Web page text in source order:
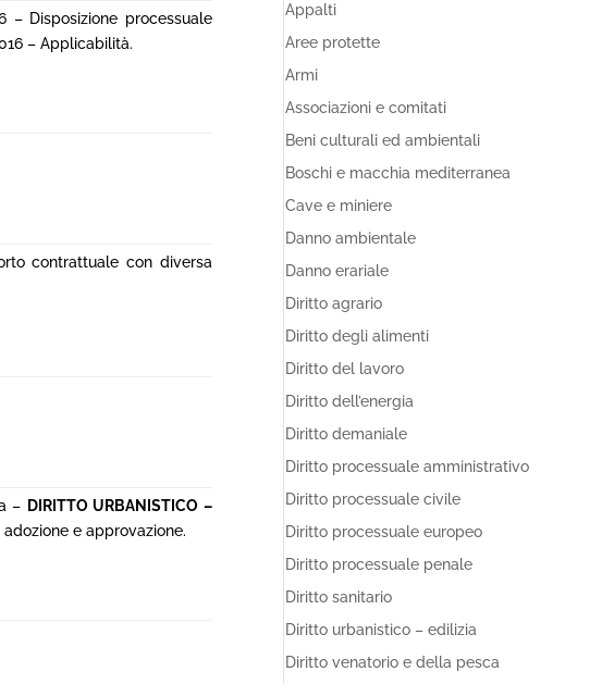
– Disposizione processuale
– Applicabilità.
contrattuale con diversa
– DIRITTO URBANISTICO –
e approvazione.
Appalti
Aree protette
Armi
Associazioni e comitati
Beni culturali ed ambientali
Boschi e macchia mediterranea
Cave e miniere
Danno ambientale
Danno erariale
Diritto agrario
Diritto degli alimenti
Diritto del lavoro
Diritto dell’energia
Diritto demaniale
Diritto processuale amministrativo
Diritto processuale civile
Diritto processuale europeo
Diritto processuale penale
Diritto sanitario
Diritto urbanistico – edilizia
Diritto venatorio e della pesca